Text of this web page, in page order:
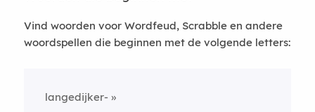
Vind woorden voor Wordfeud, Scrabble en andere
woordspellen die beginnen met de volgende letters:
langedijker-